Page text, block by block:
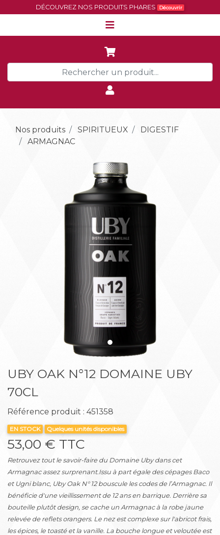
DÉCOUVREZ NOS PRODUITS PHARES Découvrir
Nos produits SPIRITUEUX
DIGESTIF
ARMAGNAC
UBY OAK N°12 DOMAINE UBY
70CL
Référence produit : 451358
EN STOCK Quelques unités disponibles
53,00 € TTC
Retrouvez tout le savoir-faire du Domaine Uby dans cet
Armagnac assez surprenant.Issu à part égale des cépages Baco
et Ugni blanc, Uby Oak N° 12 bouscule les codes de l’Armagnac. Il
bénéficie d'une vieillissement de 12 ans en barrique. Derrière sa
bouteille plutôt design, se cache un Armagnac à la robe jaune
relevée de reflets orangers. Le nez est complexe sur l'abricot frais,
les épices, le toasté et la vanille. La bouche longue et veloutée est